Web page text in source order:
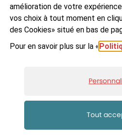
amélioration de votre
vos choix à tout moment en
des Cookies» situé en bas de
Pour en savoir plus sur la «
Tout
Accessibilité : non-
Réalisé par